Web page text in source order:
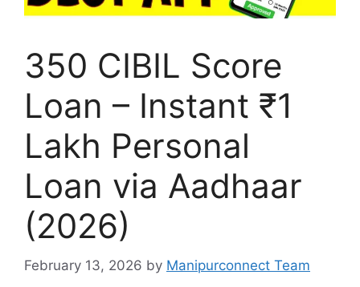
350 CIBIL Score
Loan – Instant ₹1
Lakh Personal
Loan via Aadhaar
(2026)
February 13, 2026 by Manipurconnect Team